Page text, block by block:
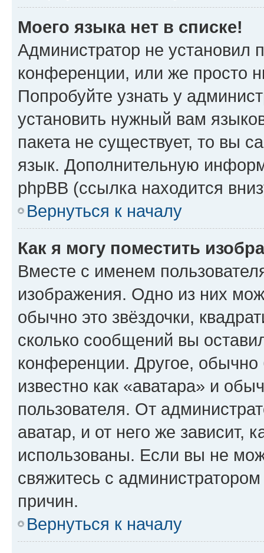
Моего языка нет в списке!
Администратор не установил
конференции, или же просто
Попробуйте узнать у
установить нужный вам
пакета не существует, то вы
язык. Дополнительную
phpBB (ссылка находится
Вернуться к началу
Как я могу поместить
Вместе с именем
изображения. Одно из них
обычно это звёздочки,
сколько сообщений вы
конференции. Другое,
известно как «аватара» и
пользователя. От
аватар, и от него же зависит,
использованы. Если вы не
свяжитесь с
причин.
Вернуться к началу